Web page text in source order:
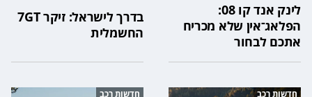
לינק אנד קו 08:
הפלאג־אין שלא מכריח
אתכם לבחור
בדרך לישראל: זיקר 7GT
החשמלית
חדשות רכב חדשות רכב